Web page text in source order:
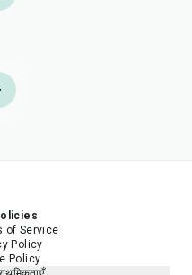
दाल के पकौड़े)
of Service
Policy
Policy